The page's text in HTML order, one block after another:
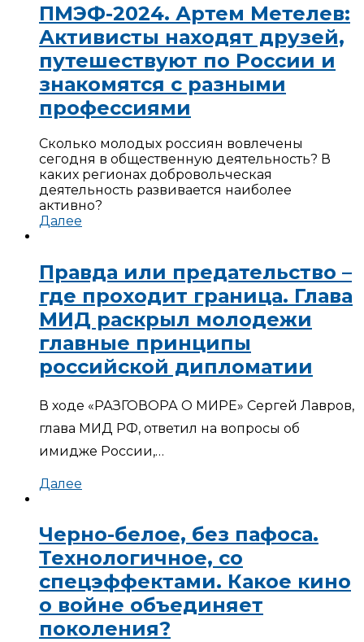
ПМЭФ-2024. Артем Метелев:
Активисты находят друзей,
путешествуют по России и
знакомятся с разными
профессиями
Сколько молодых россиян вовлечены
сегодня в общественную деятельность? В
каких регионах добровольческая
деятельность развивается наиболее
активно?
Далее
Правда или предательство –
где проходит граница. Глава
МИД раскрыл молодежи
главные принципы
российской дипломатии
В ходе «РАЗГОВОРА О МИРЕ» Сергей Лавров,
глава МИД РФ, ответил на вопросы об
имидже России,…
Далее
Черно-белое, без пафоса.
Технологичное, со
спецэффектами. Какое кино
о войне объединяет
поколения?